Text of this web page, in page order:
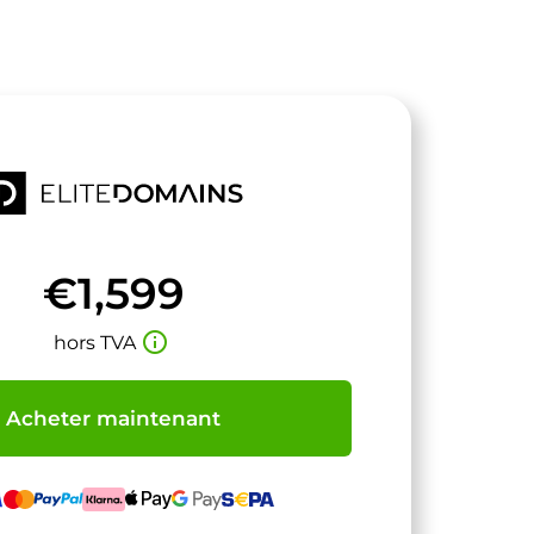
€1,599
hors TVA info_outline
Acheter maintenant